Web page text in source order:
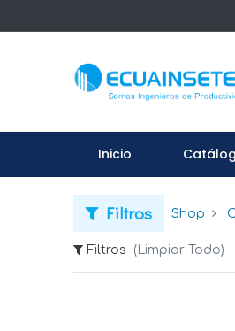
Inicio
Filtros Shop
Filtros (Limpiar Todo)